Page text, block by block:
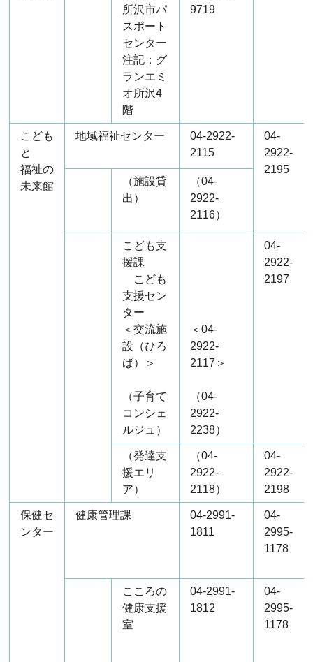
所沢市パ
スポート
センター
注記：グ
ランエミ
オ所沢4
階
9719
こども
と
福祉の
未来館
地域福祉センター
04-2922-
2115
04-
2922-
2195
（施設貸
出）
（04-
2922-
2116）
こども支
援課
こども
支援セン
ター
＜交流施
設（ひろ
ば）＞
（子育て
コンシェ
ルジュ）
＜04-
2922-
2117＞
（04-
2922-
2238）
04-
2922-
2197
（発達支
援エリ
ア）
（04-
2922-
2118）
04-
2922-
2198
保健セ
ンター
健康管理課
04-2991-
1811
04-
2995-
1178
こころの
健康支援
室
04-2991-
1812
04-
2995-
1178